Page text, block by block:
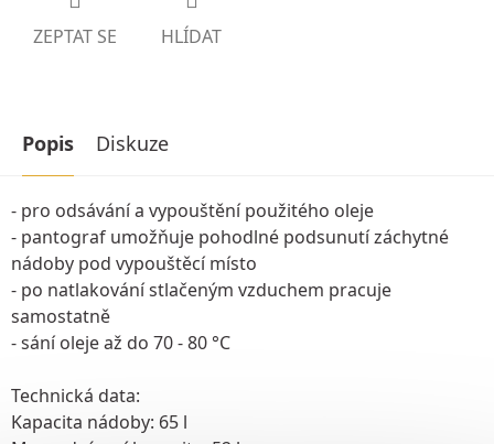
ZEPTAT SE HLÍDAT
Popis Diskuze
- pro odsávání a vypouštění použitého oleje
- pantograf umožňuje pohodlné podsunutí záchytné
nádoby pod vypouštěcí místo
- po natlakování stlačeným vzduchem pracuje
samostatně
- sání oleje až do 70 - 80 °C
Technická data:
Kapacita nádoby: 65 l